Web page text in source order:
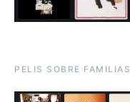
PELIS SOBRE FAMILIAS